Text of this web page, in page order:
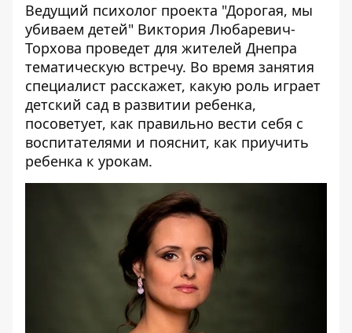
Ведущий психолог проекта "Дорогая, мы
убиваем детей" Виктория Любаревич-
Торхова проведет для жителей Днепра
тематическую встречу. Во время занятия
специалист расскажет, какую роль играет
детский сад в развитии ребенка,
посоветует, как правильно вести себя с
воспитателями и пояснит, как приучить
ребенка к урокам.